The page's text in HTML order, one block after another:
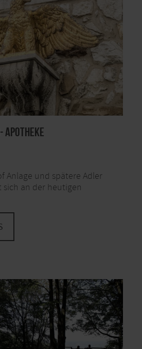
Apotheke
Anlage und spätere Adler
an der heutigen